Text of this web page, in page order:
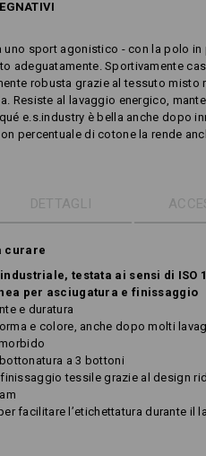
uno sport agonistico - con la polo in
adeguatamente. Sportivamente
robusta grazie al tessuto misto
Resiste al lavaggio energico,
e.s.industry è bella anche dopo
percentuale di cotone la rende
DETTAGLI
curare
testata ai sensi di ISO
per asciugatura e finissaggio
e duratura
e colore, anche dopo molti
a 3 bottoni
tessile grazie al design
facilitare l’etichettatura durante il